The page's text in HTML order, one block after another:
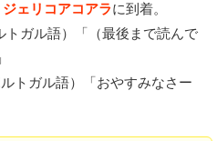
ェリコアコアラに到着。
トガル語）「（最後まで読んで
トガル語）「おやすみなさー